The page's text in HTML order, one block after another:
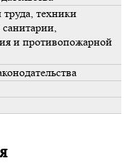
техники
и противопожарной